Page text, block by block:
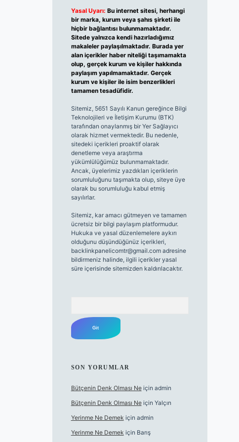
Yasal Uyarı: Bu internet sitesi, herhangi
bir marka, kurum veya şahıs şirketi ile
hiçbir bağlantısı bulunmamaktadır.
Sitede yalnızca kendi hazırladığımız
makaleler paylaşılmaktadır. Burada yer
alan içerikler haber niteliği taşımamakta
olup, gerçek kurum ve kişiler hakkında
paylaşım yapılmamaktadır. Gerçek
kurum ve kişiler ile isim benzerlikleri
tamamen tesadüfidir.
Sitemiz, 5651 Sayılı Kanun gereğince Bilgi
Teknolojileri ve İletişim Kurumu (BTK)
tarafından onaylanmış bir Yer Sağlayıcı
olarak hizmet vermektedir. Bu nedenle,
sitedeki içerikleri proaktif olarak
denetleme veya araştırma
yükümlülüğümüz bulunmamaktadır.
Ancak, üyelerimiz yazdıkları içeriklerin
sorumluluğunu taşımakta olup, siteye üye
olarak bu sorumluluğu kabul etmiş
sayılırlar.
Sitemiz, kar amacı gütmeyen ve tamamen
ücretsiz bir bilgi paylaşım platformudur.
Hukuka ve yasal düzenlemelere aykırı
olduğunu düşündüğünüz içerikleri,
backlinkpanelicomtr@gmail.comadresine
bildirmeniz halinde, ilgili içerikler yasal
süre içerisinde sitemizden kaldırılacaktır.
SON YORUMLAR
Bütçenin Denk Olması Neiçin admin
Bütçenin Denk Olması Neiçin Yalçın
Yerinme Ne Demek için admin
Yerinme Ne Demek için Barış